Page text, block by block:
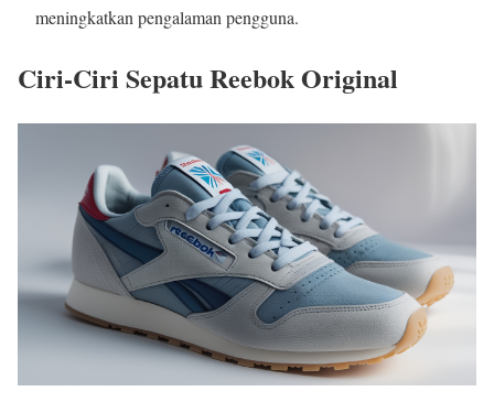
meningkatkan pengalaman pengguna.
Ciri-Ciri Sepatu Reebok Original